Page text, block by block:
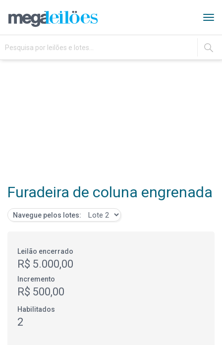
IR
Furadeira de coluna engrenada
Navegue pelos lotes:
Leilão encerrado
R$ 5.000,00
Incremento
R$ 500,00
Habilitados
2